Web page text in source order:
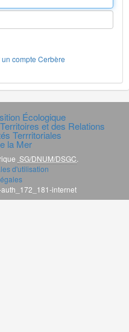
compte Cerbère
Écologique
et des Relations
Terrritoriales
la Mer
SG/DNUM/DSGC.
d'utilisation
internet